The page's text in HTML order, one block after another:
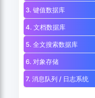
3. 键值数据库
4. 文档数据库
5. 全文搜索数据库
6. 对象存储
7. 消息队列 / 日志系统